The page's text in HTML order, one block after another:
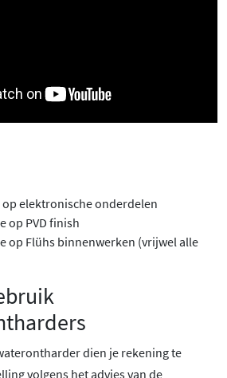
op elektronische onderdelen
op PVD finish
op Flühs binnenwerken (vrijwel alle
dien je rekening te
volgens het advies van de